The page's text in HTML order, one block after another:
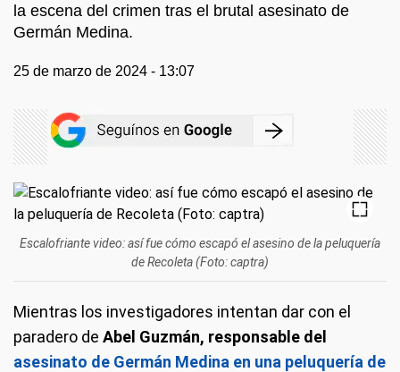
la escena del crimen tras el brutal asesinato de
Germán Medina.
25 de marzo de 2024 - 13:07
Escalofriante video: así fue cómo escapó el asesino de la peluquería
de Recoleta (Foto: captra)
Mientras los investigadores intentan dar con el
paradero de Abel Guzmán, responsable del
asesinato de Germán Medina en una peluquería de